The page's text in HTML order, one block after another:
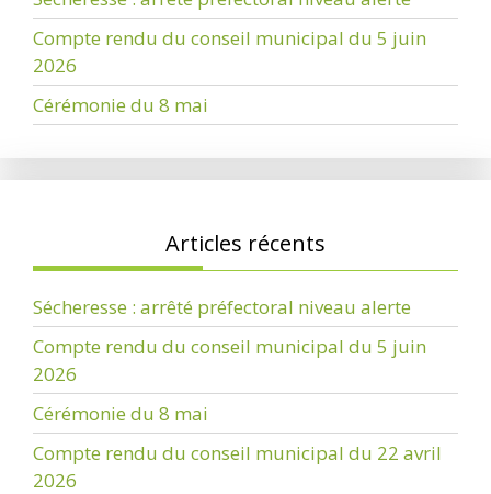
Compte rendu du conseil municipal du 5 juin
2026
Cérémonie du 8 mai
Articles récents
Sécheresse : arrêté préfectoral niveau alerte
Compte rendu du conseil municipal du 5 juin
2026
Cérémonie du 8 mai
Compte rendu du conseil municipal du 22 avril
2026